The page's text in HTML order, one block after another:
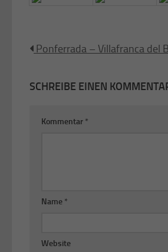
Ponferrada – Villafranca del
SCHREIBE EINEN
Kommentar *
Name *
Website